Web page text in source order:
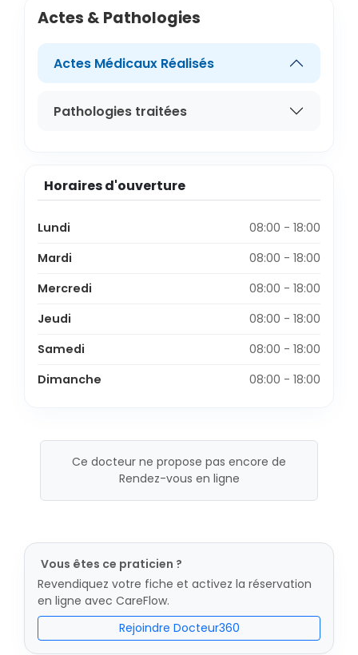
Actes & Pathologies
Actes Médicaux Réalisés
Pathologies traitées
Horaires d'ouverture
Lundi
08:00 - 18:00
Mardi
08:00 - 18:00
Mercredi
08:00 - 18:00
Jeudi
08:00 - 18:00
Samedi
08:00 - 18:00
Dimanche
08:00 - 18:00
Ce docteur ne propose pas encore de
Rendez-vous en ligne
Vous êtes ce praticien ?
Revendiquez votre fiche et activez la réservation
en ligne avec CareFlow.
Rejoindre Docteur360